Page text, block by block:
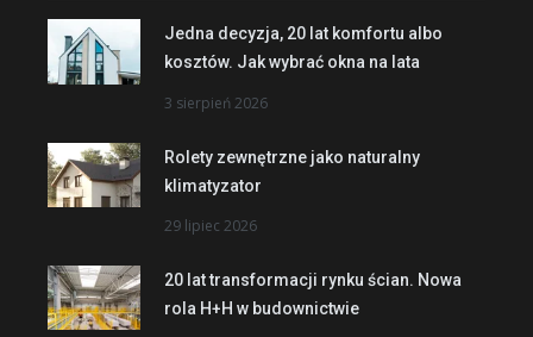
Jedna decyzja, 20 lat komfortu albo
kosztów. Jak wybrać okna na lata
3 sierpień 2026
Rolety zewnętrzne jako naturalny
klimatyzator
29 lipiec 2026
20 lat transformacji rynku ścian. Nowa
rola H+H w budownictwie